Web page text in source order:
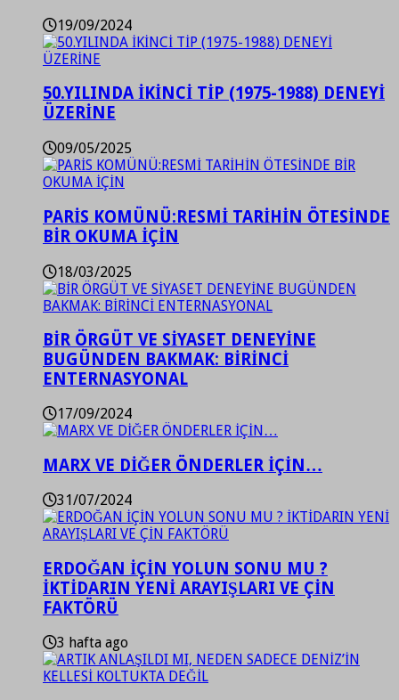
19/09/2024
50.YILINDA İKİNCİ TİP (1975-1988) DENEYİ
ÜZERİNE
09/05/2025
PARİS KOMÜNÜ:RESMİ TARİHİN ÖTESİNDE
BİR OKUMA İÇİN
18/03/2025
BİR ÖRGÜT VE SİYASET DENEYİNE
BUGÜNDEN BAKMAK: BİRİNCİ
ENTERNASYONAL
17/09/2024
MARX VE DİĞER ÖNDERLER İÇİN…
31/07/2024
ERDOĞAN İÇİN YOLUN SONU MU ?
İKTİDARIN YENİ ARAYIŞLARI VE ÇİN
FAKTÖRÜ
3 hafta ago